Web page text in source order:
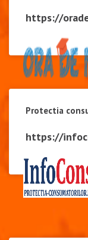
https://
Protectia
https://